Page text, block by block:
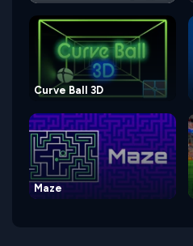
Curve Ball 3D
Maze